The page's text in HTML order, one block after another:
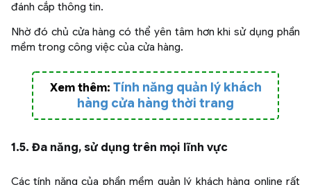
đánh cắp thông tin.
Nhờ đó chủ cửa hàng có thể yên tâm hơn khi sử dụng phần
mềm trong công việc của cửa hàng.
Xem thêm: Tính năng quản lý khách
hàng cửa hàng thời trang
1.5. Đa năng, sử dụng trên mọi lĩnh vực
Các tính năng của phần mềm quản lý khách hàng online rất